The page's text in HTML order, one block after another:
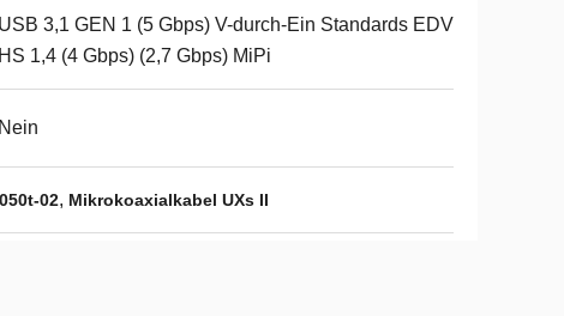
USB 3,1 GEN 1 (5 Gbps) V-durch-Ein Standards EDV
HS 1,4 (4 Gbps) (2,7 Gbps) MiPi
Nein
02, Mikrokoaxialkabel UXs II